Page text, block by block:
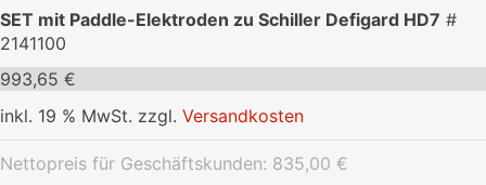
SET mit Paddle-Elektroden zu Schiller Defigard HD7 #
2141100
993,65 €
inkl. 19 % MwSt. zzgl. Versandkosten
Nettopreis für Geschäftskunden: 835,00 €